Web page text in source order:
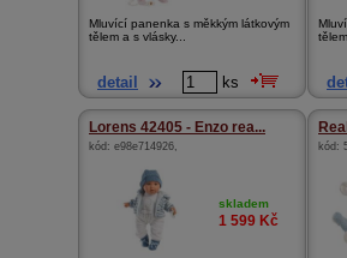
Mluvící panenka s měkkým látkovým
tělem a s vlásky...
detail ks
Lorens 42405 - Enzo rea...
kód: e98e714926,
skladem
1 599 Kč
kód: